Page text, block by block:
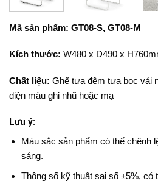
Mã sản phẩm: GT08-S, GT08-M
Kích thước: W480 x D490 x
Chất liệu: Ghế tựa đệm tựa bọc vải
điện màu ghi nhũ hoặc mạ
Lưu ý:
Màu sắc sản phẩm có thể chênh
sáng.
Thông số kỹ thuật sai số ±5%, có